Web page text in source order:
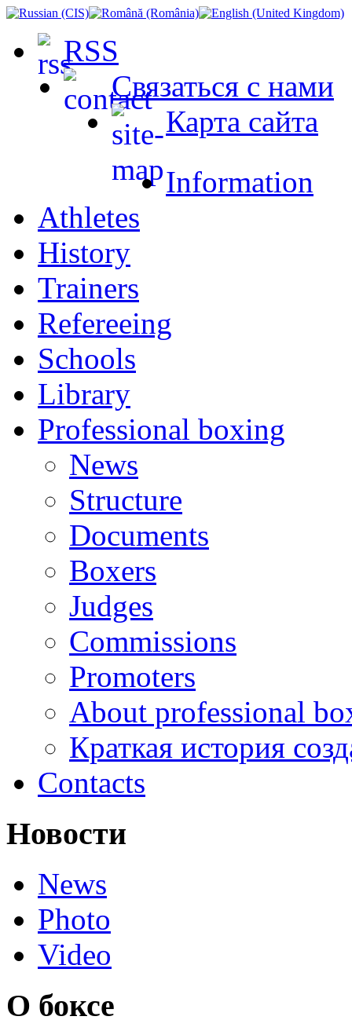
RSS
Связаться с нами
Карта сайта
Information
Athletes
History
Trainers
Refereeing
Schools
Library
Professional boxing
News
Structure
Documents
Boxers
Judges
Commissions
Promoters
About professional
Краткая история
Contacts
Новости
News
Photo
Video
О боксе